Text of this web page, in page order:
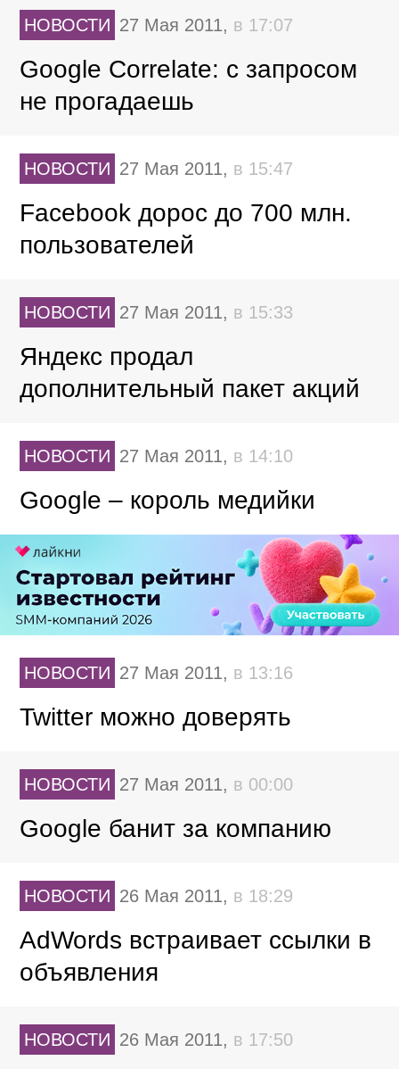
НОВОСТИ 27 Мая 2011, в 17:07
Google Correlate: с запросом
не прогадаешь
НОВОСТИ 27 Мая 2011, в 15:47
Facebook дорос до 700 млн.
пользователей
НОВОСТИ 27 Мая 2011, в 15:33
Яндекс продал
дополнительный пакет акций
НОВОСТИ 27 Мая 2011, в 14:10
Google – король медийки
НОВОСТИ 27 Мая 2011, в 13:16
Twitter можно доверять
НОВОСТИ 27 Мая 2011, в 00:00
Google банит за компанию
НОВОСТИ 26 Мая 2011, в 18:29
AdWords встраивает ссылки в
объявления
НОВОСТИ 26 Мая 2011, в 17:50